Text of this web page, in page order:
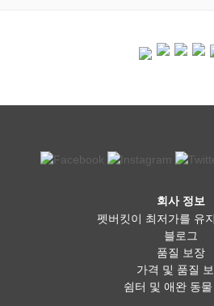
회사 정보
펫버킷이 최저가를 유
블로그
품질 보장
가격 및 품질
쉼터 및 애완 동